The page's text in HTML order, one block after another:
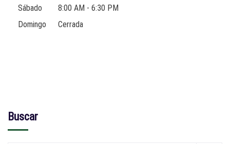
Sábado
8:00 AM - 6:30 PM
Domingo
Cerrada
Buscar